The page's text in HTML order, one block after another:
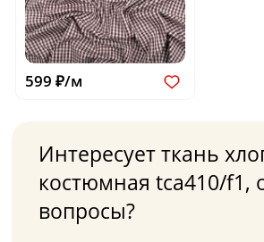
599 ₽/м
Интересует ткань
костюмная tca410/f1,
вопросы?